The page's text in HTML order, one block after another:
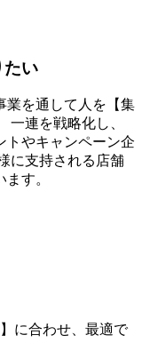
たい
業を通して人を【集
一連を戦略化し、
トやキャンペーン企
に支持される店舗
す。
に合わせ、最適で